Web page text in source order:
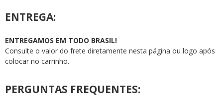
ENTREGA:
ENTREGAMOS EM TODO BRASIL!
Consulte o valor do frete diretamente nesta página ou logo após
colocar no carrinho.
PERGUNTAS FREQUENTES: